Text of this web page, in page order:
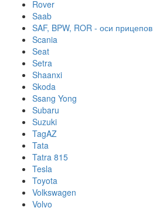
Rover
Saab
SAF, BPW, ROR - оси прицепов
Scania
Seat
Setra
Shaanxi
Skoda
Ssang Yong
Subaru
Suzuki
TagAZ
Tata
Tatra 815
Tesla
Toyota
Volkswagen
Volvo